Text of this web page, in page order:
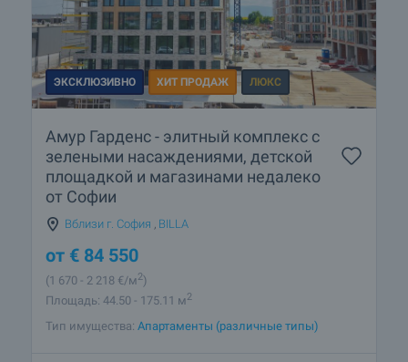
ЭКСКЛЮЗИВНО ХИТ ПРОДАЖ ЛЮКС
Амур Гарденс - элитный комплекс с
зелеными насаждениями, детской
площадкой и магазинами недалеко
от Софии
Вблизи г. София BILLA
от € 84 550
(1 670 - 2 218 €/м2)
Площадь: 44.50 - 175.11 м2
Тип имущества: Апартаменты (различные типы)